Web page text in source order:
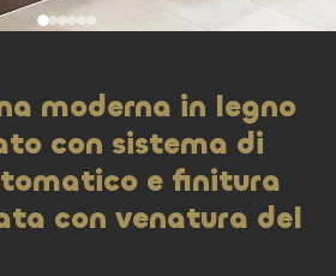
moderna in legno
con sistema di
e finitura
con venatura del